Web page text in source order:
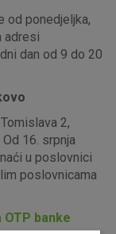
od ponedjeljka,
adresi
dan od 9 do 20
2,
16. srpnja
u poslovnici
poslovnicama
banke